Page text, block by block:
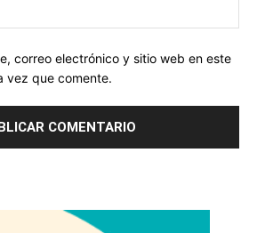
correo electrónico y sitio web en este
vez que comente.